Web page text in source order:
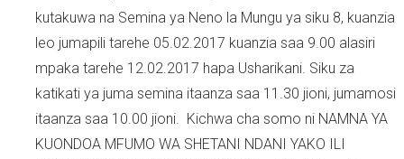
kutakuwa na Semina ya Neno la Mungu ya siku 8, kuanzia
leo jumapili tarehe 05.02.2017 kuanzia saa 9.00 alasiri
mpaka tarehe 12.02.2017 hapa Usharikani. Siku za
katikati ya juma semina itaanza saa 11.30 jioni, jumamosi
itaanza saa 10.00 jioni. Kichwa cha somo ni NAMNA YA
KUONDOA MFUMO WA SHETANI NDANI YAKO ILI